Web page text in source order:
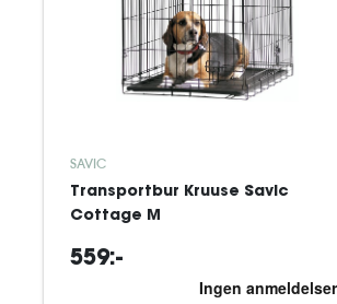
SAVIC
Transportbur Kruuse Savic
Cottage M
559:-